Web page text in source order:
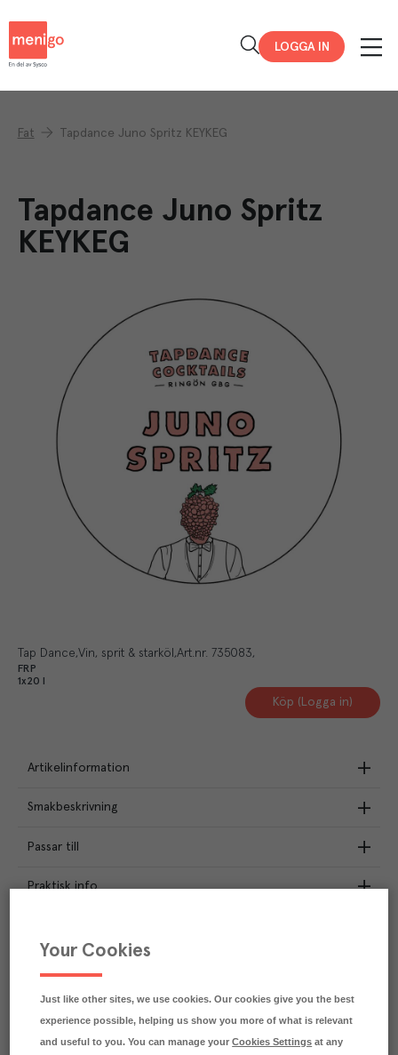
LOGGA IN
Fat Tapdance Juno Spritz KEYKEG
Tapdance Juno Spritz
KEYKEG
Tap Dance Vin, sprit & starköl Art.nr. 735083
FRP
1x20 l
Köp (Logga in)
Artikelinformation
Smakbeskrivning
Passar till
Praktisk info
Klimatavtryck
Varje kilo av varan påverkar klimatet motsvarande
utsläppen av 1.7 kg koldioxid.
Läs mer om hur vi beräknar klimatavtryck
Your Cookies
Just like other sites, we use cookies. Our cookies give you the best
experience possible, helping us show you more of what is relevant
and useful to you. You can manage yourCookies Settings at any